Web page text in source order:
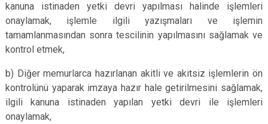
kanuna istinaden yetki devri yapılması halinde işlemleri
onaylamak, işlemle ilgili yazışmaları ve işlemin
tamamlanmasından sonra tescilinin yapılmasını sağlamak ve
kontrol etmek,
b) Diğer memurlarca hazırlanan akitli ve akitsiz işlemlerin ön
kontrolünü yaparak imzaya hazır hale getirilmesini sağlamak,
ilgili kanuna istinaden yapılan yetki devri ile işlemleri
onaylamak,